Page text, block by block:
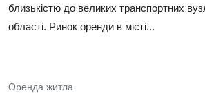
близькістю до великих транспортних
області. Ринок оренди в місті...
Оренда житла